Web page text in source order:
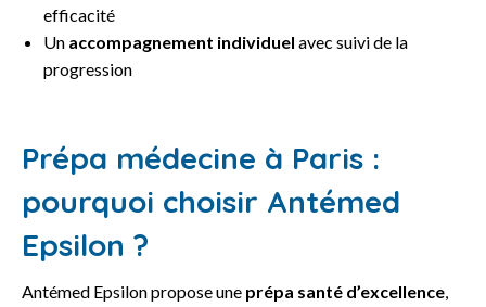
efficacité
Un accompagnement individuel avec suivi de la
progression
Prépa médecine à Paris :
pourquoi choisir Antémed
Epsilon ?
Antémed Epsilon propose une prépa santé d’excellence,